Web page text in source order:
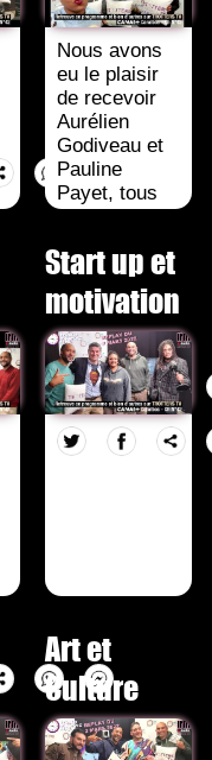
Nous avons
eu le plaisir
de recevoir
Aurélien
Godiveau et
Pauline
Payet, tous
deux
coachd e
tennis et
grands
voyageurs.
Ainsi que [...]
Start up et
motivation
Art et
Culture